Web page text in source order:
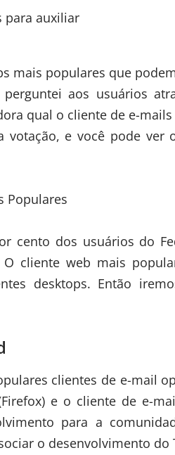
para auxiliar
mais populares que
aos usuários
qual o cliente de e-
votação, e você pode ver
cento dos usuários do
cliente web mais
desktops. Então
clientes de e-mail
Firefox) e o cliente de e-
para a
o desenvolvimento